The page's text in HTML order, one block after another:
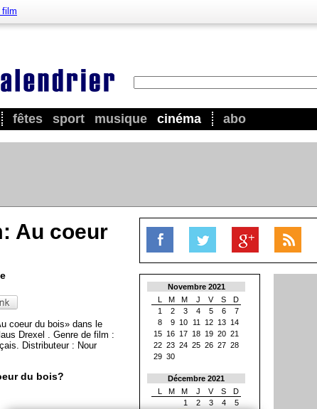
fêtes sport musique cinéma abo
film
Au coeur
coeur du bois» dans le
Drexel . Genre de film :
Distributeur : Nour
du bois?
Novembre 2021
L
M M J V S
D
1
2 3 4 5 6
7
8
9 10 11 12 13 14
15 16 17 18 19 20 21
22 23 24 25 26 27 28
29 30
Décembre 2021
L
M M J V S
D
1
2 3 4
5